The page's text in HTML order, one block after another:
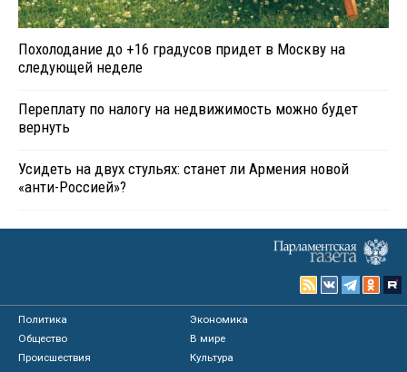
Похолодание до +16 градусов придет в Москву на
следующей неделе
Переплату по налогу на недвижимость можно будет
вернуть
Усидеть на двух стульях: станет ли Армения новой
«анти-Россией»?
Политика
Экономика
Общество
В мире
Происшествия
Культура